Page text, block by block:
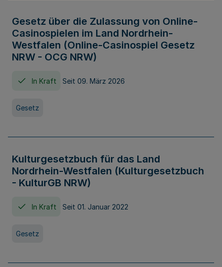
Gesetz über die Zulassung von Online-
Casinospielen im Land Nordrhein-
Westfalen (Online-Casinospiel Gesetz
NRW - OCG NRW)
In Kraft Seit 09. März 2026
Gesetz
Kulturgesetzbuch für das Land
Nordrhein-Westfalen (Kulturgesetzbuch
- KulturGB NRW)
In Kraft Seit 01. Januar 2022
Gesetz